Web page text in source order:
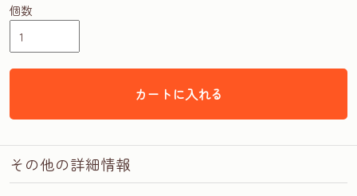
個数
カートに入れる
その他の詳細情報